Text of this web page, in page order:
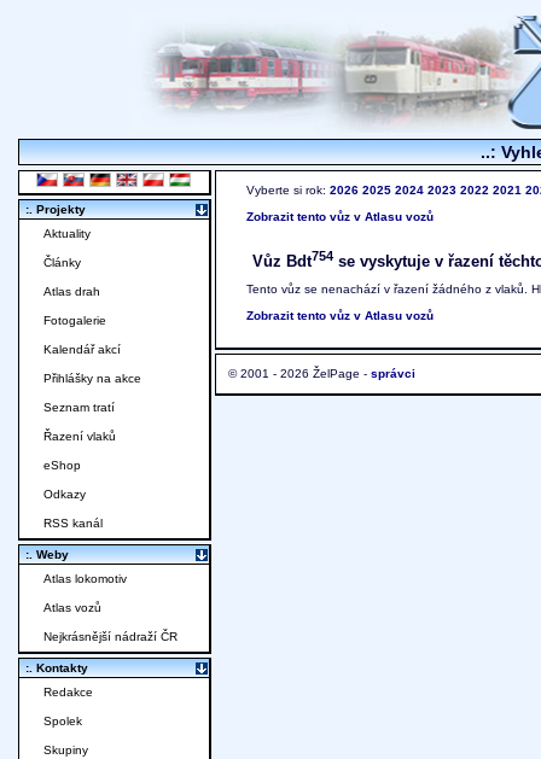
..:
Vyberte si rok: 2026 2025 2024 2023 2022 2021
Zobrazit tento vůz v Atlasu vozů
Vůz Bdt754 se vyskytuje v řazení
Tento vůz se nenachází v řazení žádného z vlaků.
Zobrazit tento vůz v Atlasu vozů
© 2001 - 2026 ŽelPage - správci
:. Projekty
Aktuality
Články
Atlas drah
Fotogalerie
Kalendář akcí
Přihlášky na akce
Seznam tratí
Řazení vlaků
eShop
Odkazy
RSS kanál
:. Weby
Atlas lokomotiv
Atlas vozů
Nejkrásnější nádraží ČR
:. Kontakty
Redakce
Spolek
Skupiny